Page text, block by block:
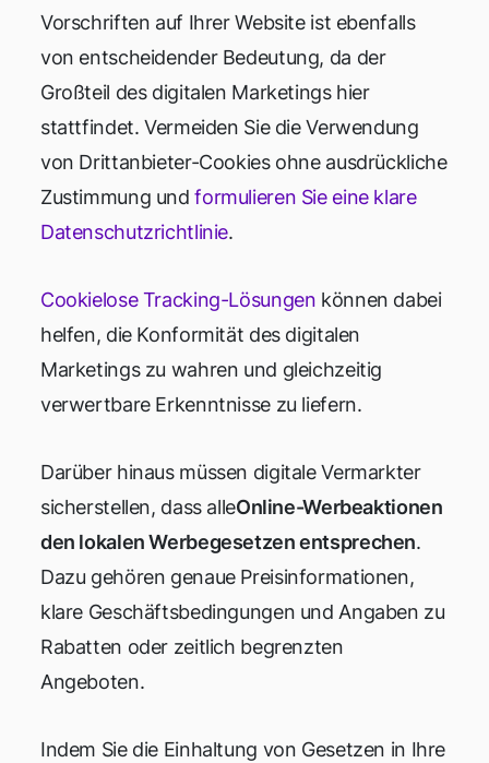
Vorschriften auf Ihrer Website ist ebenfalls
von entscheidender Bedeutung, da der
Großteil des digitalen Marketings hier
stattfindet. Vermeiden Sie die Verwendung
von Drittanbieter-Cookies ohne ausdrückliche
Zustimmung undformulieren Sie eine klare
Datenschutzrichtlinie.
Cookielose Tracking-Lösungen können dabei
helfen, die Konformität des digitalen
Marketings zu wahren und gleichzeitig
verwertbare Erkenntnisse zu liefern.
Darüber hinaus müssen digitale Vermarkter
sicherstellen, dass alleOnline-Werbeaktionen
den lokalen Werbegesetzen entsprechen.
Dazu gehören genaue Preisinformationen,
klare Geschäftsbedingungen und Angaben zu
Rabatten oder zeitlich begrenzten
Angeboten.
Indem Sie die Einhaltung von Gesetzen in Ihre